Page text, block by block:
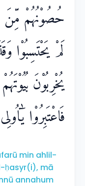
حُصُوْنُهُمْ مِّنَ
لَمْ يَحْتَسِبُوْا
يُخْرِبُوْنَ
فَاعْتَبِرُوْا
min ahlil-
ḥasyr(i), mā
annahum